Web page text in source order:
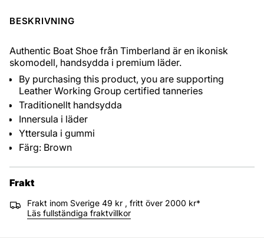
BESKRIVNING
Authentic Boat Shoe från Timberland är en ikonisk
skomodell, handsydda i premium läder.
By purchasing this product, you are supporting
Leather Working Group certified tanneries
Traditionellt handsydda
Innersula i läder
Yttersula i gummi
Färg: Brown
Frakt
Frakt inom Sverige 49 kr , fritt över 2000 kr*
Läs fullständiga fraktvillkor